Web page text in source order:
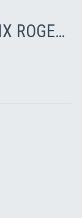
Résultats/Rapports du PRIX ROGER GROSSOUARD